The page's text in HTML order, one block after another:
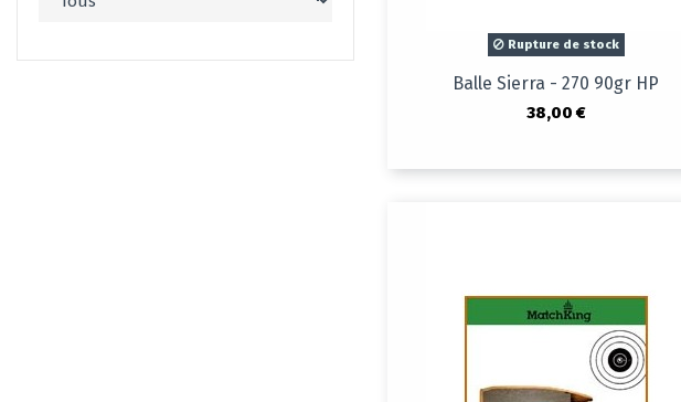
Rupture de stock
Balle Sierra - 270 90gr HP
38,00 €